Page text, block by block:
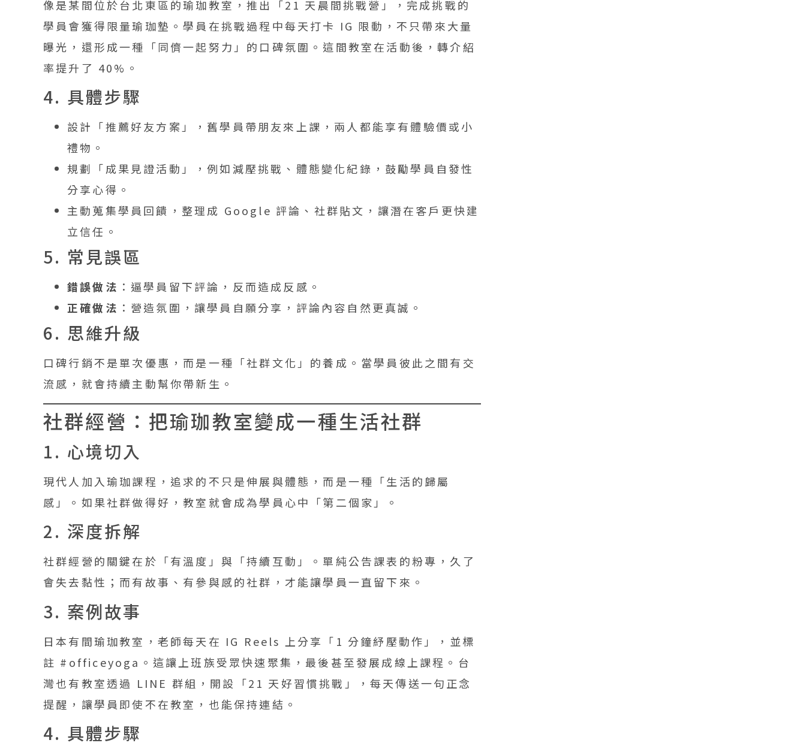
像是某間位於台北東區的瑜珈教室，推出「21 天晨間挑戰營」，完成挑戰的
學員會獲得限量瑜珈墊。學員在挑戰過程中每天打卡 IG 限動，不只帶來大量
曝光，還形成一種「同儕一起努力」的口碑氛圍。這間教室在活動後，轉介紹
率提升了 40%。
4. 具體步驟
設計「推薦好友方案」，舊學員帶朋友來上課，兩人都能享有體驗價或小
禮物。
規劃「成果見證活動」，例如減壓挑戰、體態變化紀錄，鼓勵學員自發性
分享心得。
主動蒐集學員回饋，整理成 Google 評論、社群貼文，讓潛在客戶更快建
立信任。
5. 常見誤區
錯誤做法 ：逼學員留下評論，反而造成反感。
正確做法 ：營造氛圍，讓學員自願分享，評論內容自然更真誠。
6. 思維升級
口碑行銷不是單次優惠，而是一種「社群文化」的養成。當學員彼此之間有交
流感，就會持續主動幫你帶新生。
社群經營：把瑜珈教室變成一種生活社群
1. 心境切入
現代人加入瑜珈課程，追求的不只是伸展與體態，而是一種「生活的歸屬
感」。如果社群做得好，教室就會成為學員心中「第二個家」。
2. 深度拆解
社群經營的關鍵在於「有溫度」與「持續互動」。單純公告課表的粉專，久了
會失去黏性；而有故事、有參與感的社群，才能讓學員一直留下來。
3. 案例故事
日本有間瑜珈教室，老師每天在 IG Reels 上分享「1 分鐘紓壓動作」，並標
註 #officeyoga。這讓上班族受眾快速聚集，最後甚至發展成線上課程。台
灣也有教室透過 LINE 群組，開設「21 天好習慣挑戰」，每天傳送一句正念
提醒，讓學員即使不在教室，也能保持連結。
4. 具體步驟